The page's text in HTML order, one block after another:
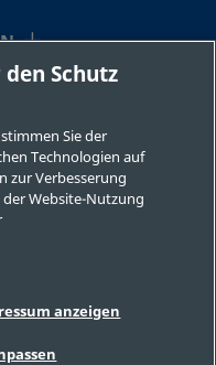
1/4 Zoll
1/4 Zoll
vorbehalten.
Schutz
Sie der
Technologien auf
zur Verbesserung
Website-Nutzung
anzeigen